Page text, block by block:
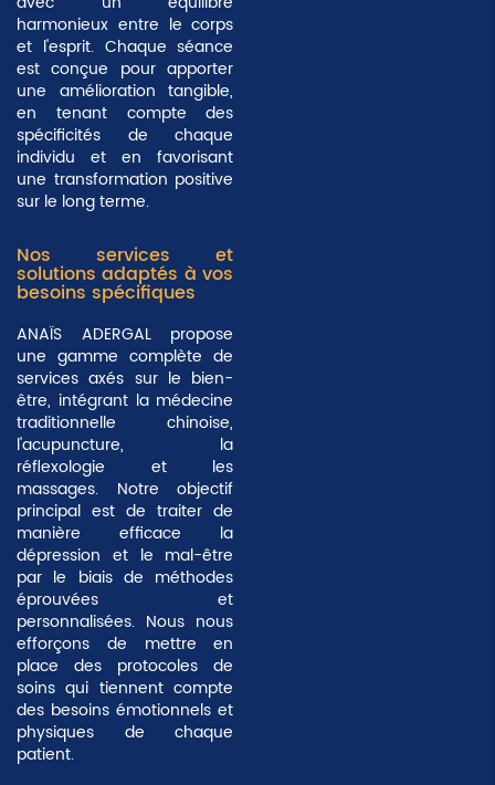
harmonieux entre le corps
et l'esprit. Chaque séance
est conçue pour apporter
une amélioration tangible,
en tenant compte des
spécificités de chaque
individu et en favorisant
une transformation positive
sur le long terme.
Nos services et
solutions adaptés à vos
besoins spécifiques
ANAÏS ADERGAL propose
une gamme complète de
services axés sur le bien-
être, intégrant la médecine
traditionnelle chinoise,
l'acupuncture, la
réflexologie et les
massages. Notre objectif
principal est de traiter de
manière efficace la
dépression et le mal-être
par le biais de méthodes
éprouvées et
personnalisées. Nous nous
efforçons de mettre en
place des protocoles de
soins qui tiennent compte
des besoins émotionnels et
physiques de chaque
patient.